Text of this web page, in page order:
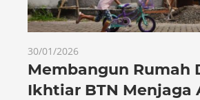
30/01/2026
Membangun Rumah
Ikhtiar BTN Menjaga